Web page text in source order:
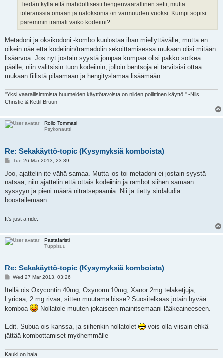
Tiedän kyllä että mahdollisesti hengenvaarallinen setti, mutta
toleranssia omaan ja naloksonia on varmuuden vuoksi. Kumpi sopisi
paremmin tramali vaiko kodeiini?
Metadoni ja oksikodoni -kombo kuulostaa ihan miellyttävälle, mutta en
oikein näe että kodeiinin/tramadolin sekoittamisessa mukaan olisi mitään
lisäarvoa. Jos nyt jostain syystä jompaa kumpaa olisi pakko sotkea
päälle, niin valitsisin tuon kodeiinin, jolloin bentsoja ei tarvitsisi ottaa
mukaan fiilistä pilaamaan ja hengityslamaa lisäämään.
"Yksi vaarallisimmista huumeiden käyttötavoista on niiden poliittinen käyttö." -Nils
Christie & Kettil Bruun
Rollo Tommasi
Psykonautti
Re: Sekakäyttö-topic (Kysymyksiä komboista)
P
s
Tue 26 Mar 2013, 23:39
Joo, ajattelin ite vähä samaa. Mutta jos toi metadoni ei jostain syystä
natsaa, niin ajattelin että ottais kodeiinin ja rambot siihen samaan
syssyyn ja pieni määrä nitratsepaamia. Nii ja tietty sirdaludia
boostailemaan.
It's just a ride.
Pastafaristi
Tuppisuu
Re: Sekakäyttö-topic (Kysymyksiä komboista)
P
s
Wed 27 Mar 2013, 03:26
Itellä ois Oxycontin 40mg, Oxynorm 10mg, Xanor 2mg telaketjuja,
Lyricaa, 2 mg rivaa, sitten muutama bisse? Suositelkaas jotain hyvää
komboa
Nollatole muuten jokaiseen mainitsemaani lääkeaineeseen.
Edit. Subua ois kanssa, ja siihenkin nollatolet
vois olla viisain ehkä
jättää kombottamiset myöhemmälle
Kauki on hala.